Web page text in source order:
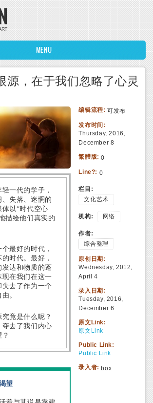
MENU
源，在于我们忽略了心灵
一代的学子，
失落、迷惘的
以“时代空心
描绘他们真实的
最好的时代，
时代。最好，
达和物质的蓬
现在我们在这一
去了作为一个
。
竟是什么呢？
夺去了我们内心
望
编辑流程:可发布
发布时间:
Thursday, 2016,
December 8
繁體版:0
Line?: 0
栏目:
文化艺术
机构: 网络
作者:
综合整理
原创日期:
Wednesday, 2012,
April 4
录入日期:
Tuesday, 2016,
December 6
原文Link:
原文Link
Public Link:
Public Link
录入者:box